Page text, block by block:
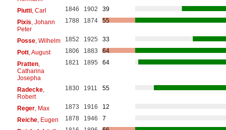
Piutti, Carl 1846 1902
39
Pixis , Johann
Peter
1788 1874 55
Posse, Wilhelm 1852 1925
33
Pott, August 1806 1883
64
Pratten,
Catharina
Josepha
1821 1895 64
Radecke,
Robert
1830 1911 55
Reger, Max 1873 1916
12
Reiche, Eugen 1878 1946
7